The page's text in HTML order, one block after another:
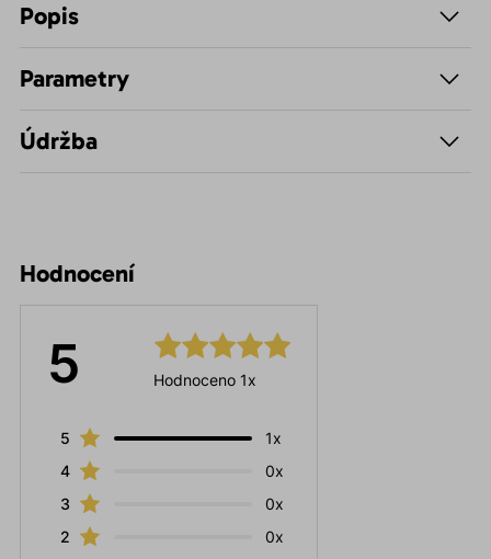
Popis
Parametry
Údržba
Hodnocení
5 Hodnoceno 1x
5
1x
4
0x
3
0x
2
0x